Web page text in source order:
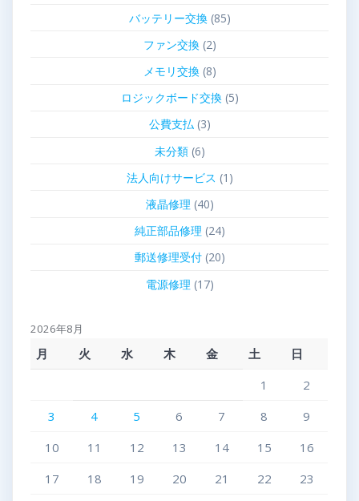
バッテリー交換(85)
ファン交換(2)
メモリ交換(8)
ロジックボード交換(5)
公費支払(3)
未分類(6)
法人向けサービス (1)
液晶修理 (40)
純正部品修理 (24)
郵送修理受付(20)
電源修理 (17)
2026年8月
月 火 水 木 金 土
日
1
2
3
4 5 6 7 8
9
10
11 12 13 14 15
16
17
18 19 20 21 22
23